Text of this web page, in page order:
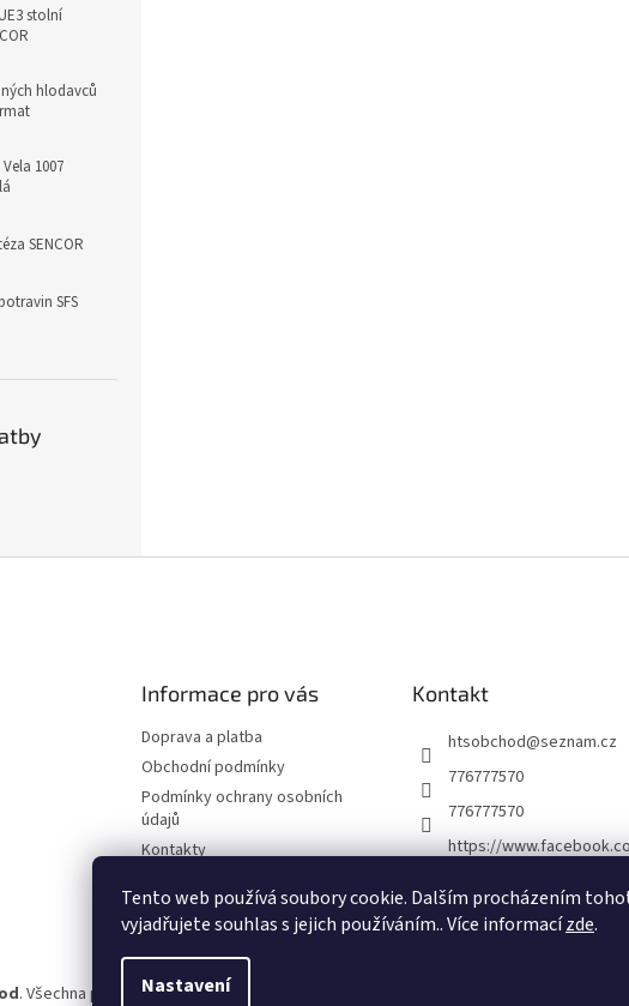
Tento web používá soubory cookie. Dalším procházením
vyjadřujete souhlas s jejich používáním.. Více informacízde.
Nastavení
stolní
hlodavců
1007
SENCOR
SFS
Informace pro vás
Doprava a platba
Obchodní podmínky
Podmínky ochrany osobních
údajů
Kontakty
Kontakt
htsobchod@seznam.cz
776777570
776777570
https://
ck%C3%A1-22921462467
7338
. Všechna práva vyhrazena.